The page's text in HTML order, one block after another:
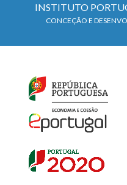
INSTITUTO
CONCEÇÃO E